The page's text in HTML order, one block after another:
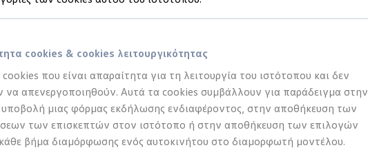
cookies & cookies λειτουργικότητας
cookies που είναι απαραίτητα για τη λειτουργία του ιστότοπου και δεν
να απενεργοποιηθούν. Αυτά τα cookies συμβάλλουν για παράδειγμα στην
υποβολή μιας φόρμας εκδήλωσης ενδιαφέροντος, στην αποθήκευση των
των επισκεπτών στον ιστότοπο ή στην αποθήκευση των επιλογών
βήμα διαμόρφωσης ενός αυτοκινήτου στο διαμορφωτή μοντέλου.